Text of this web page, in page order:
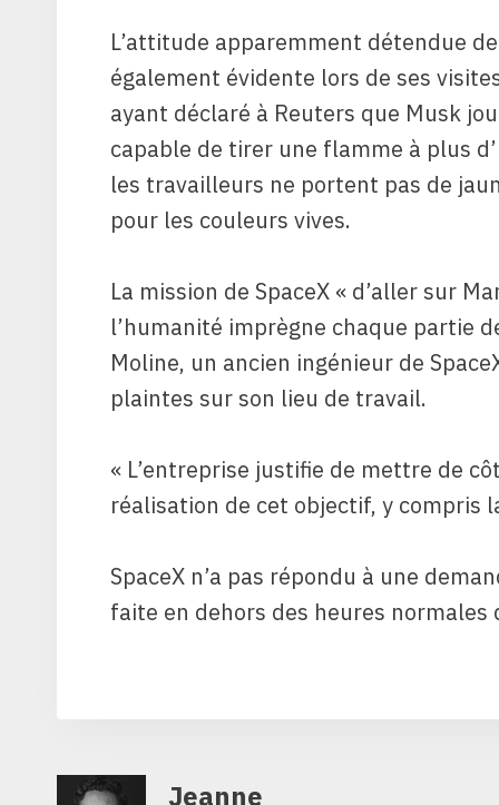
L’attitude apparemment détendue
également évidente lors de ses
ayant déclaré à Reuters que Musk
capable de tirer une flamme à plus
les travailleurs ne portent pas de
pour les couleurs vives.
La mission de SpaceX « d’aller sur
l’humanité imprègne chaque partie
Moline, un ancien ingénieur de
plaintes sur son lieu de travail.
« L’entreprise justifie de mettre de
réalisation de cet objectif, y compris
SpaceX n’a ​​pas répondu à une
faite en dehors des heures normales
Jeanne